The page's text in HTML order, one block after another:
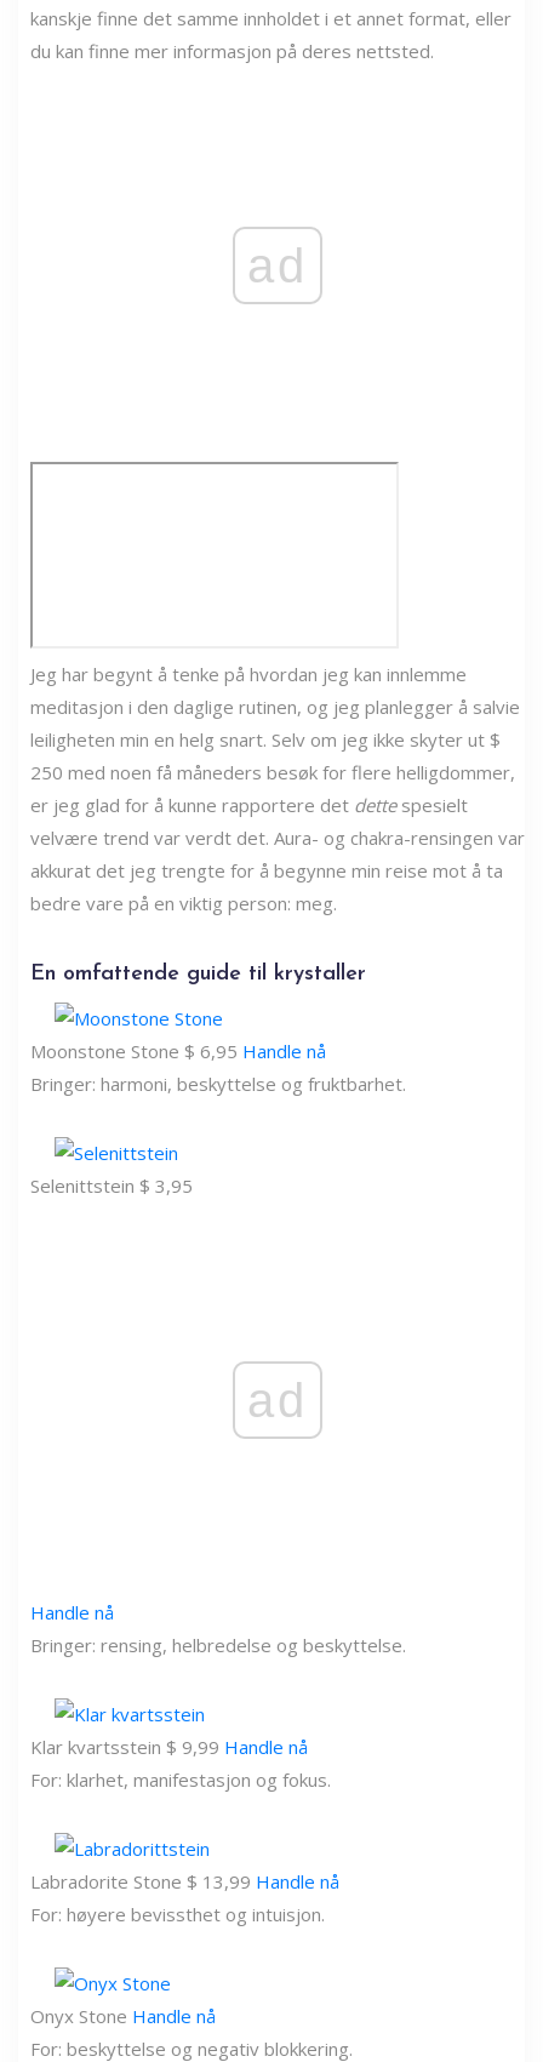
kanskje finne det samme innholdet i et annet format, eller
du kan finne mer informasjon på deres nettsted.
ad
Jeg har begynt å tenke på hvordan jeg kan innlemme
meditasjon i den daglige rutinen, og jeg planlegger å salvie
leiligheten min en helg snart. Selv om jeg ikke skyter ut $
250 med noen få måneders besøk for flere helligdommer,
er jeg glad for å kunne rapportere det dettespesielt
velvære trend var verdt det. Aura- og chakra-rensingen var
akkurat det jeg trengte for å begynne min reise mot å ta
bedre vare på en viktig person: meg.
En omfattende guide til krystaller
Moonstone Stone $ 6,95 Handle nå
Bringer: harmoni, beskyttelse og fruktbarhet.
Selenittstein $ 3,95
ad
Handle nå
Bringer: rensing, helbredelse og beskyttelse.
Klar kvartsstein $ 9,99 Handle nå
For: klarhet, manifestasjon og fokus.
Labradorite Stone $ 13,99 Handle nå
For: høyere bevissthet og intuisjon.
Onyx Stone Handle nå
For: beskyttelse og negativ blokkering.